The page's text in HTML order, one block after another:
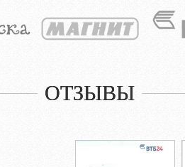
ОТЗЫВЫ